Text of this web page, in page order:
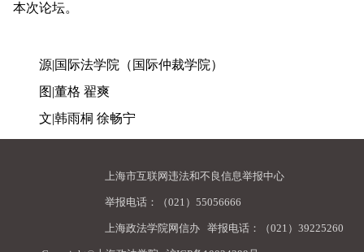
本次论坛。
源|国际法学院（国际仲裁学院）
图|董格 翟爽
文|韩雨桐 徐畅宁
上海市互联网违法和不良信息举报中心
举报电话：（021）55056666
上海政法学院网信办 举报电话：（021）39225260